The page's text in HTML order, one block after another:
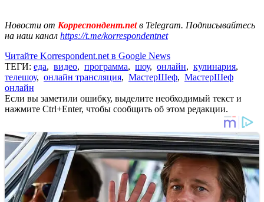
Новости от Корреспондент.netв Telegram. Подписывайтесь
на наш канал https://t.me/korrespondentnet
Читайте Korrespondent.net в Google News
ТЕГИ: еда, видео, программа, шоу, онлайн, кулинария,
телешоу, онлайн трансляция, МастерШеф, МастерШеф
онлайн
Если вы заметили ошибку, выделите необходимый текст и
нажмите Ctrl+Enter, чтобы сообщить об этом редакции.